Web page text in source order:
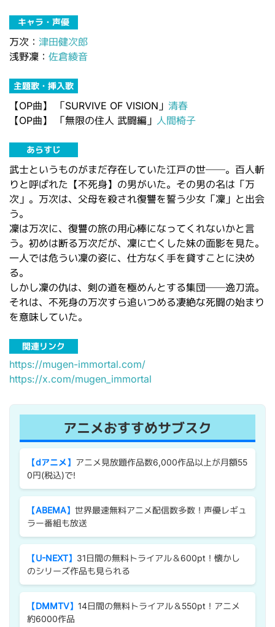
キャラ・声優
万次： 津田健次郎
浅野凜： 佐倉綾音
主題歌・挿入歌
【OP曲】 「SURVIVE OF VISION」 清春
【OP曲】
「無限の住人 武闘編」 人間椅子
あらすじ
武士というものがまだ存在していた江戸の世──。百人斬
りと呼ばれた【不死身】の男がいた。その男の名は「万
次」。万次は、父母を殺され復讐を誓う少女「凜」と出会
う。
凜は万次に、復讐の旅の用心棒になってくれないかと言
う。初めは断る万次だが、凜に亡くした妹の面影を見た。
一人では危うい凜の姿に、仕方なく手を貸すことに決め
る。
しかし凜の仇は、剣の道を極めんとする集団──逸刀流。
それは、不死身の万次すら追いつめる凄絶な死闘の始まり
を意味していた。
関連リンク
https://mugen-immortal.com/
https://x.com/mugen_immortal
アニメおすすめサブスク
【dアニメ】 アニメ見放題作品数6,000作品以上が月額55
0円(税込)で!
【ABEMA】 世界最速無料アニメ配信数多数！声優レギュ
ラー番組も放送
【U-NEXT】 31日間の無料トライアル＆600pt！懐かし
のシリーズ作品も見られる
【DMMTV】 14日間の無料トライアル＆550pt！アニメ
約6000作品